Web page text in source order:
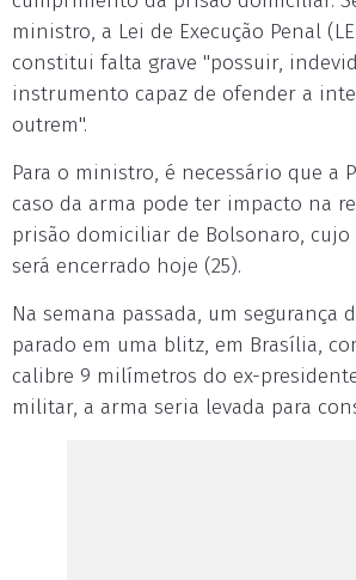
ministro, a Lei de Execução Penal
constitui falta grave "possuir,
instrumento capaz de ofender a
outrem".
Para o ministro, é necessário que a
caso da arma pode ter impacto na
prisão domiciliar de Bolsonaro, cujo
será encerrado hoje (25).
Na semana passada, um segurança
parado em uma blitz, em Brasília,
calibre 9 milímetros do ex-
militar, a arma seria levada para